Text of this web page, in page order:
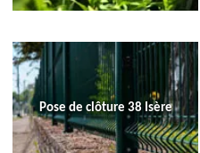
Pose de clôture 38 Isère